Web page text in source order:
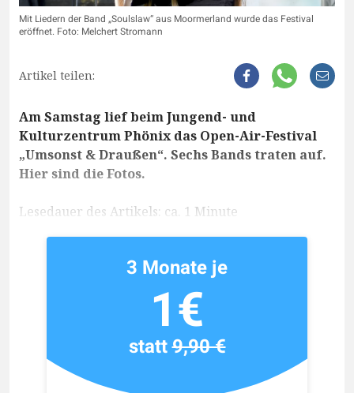
Mit Liedern der Band „Soulslaw“ aus Moormerland wurde das Festival
eröffnet. Foto: Melchert Stromann
Artikel teilen:
Am Samstag lief beim Jungend- und
Kulturzentrum Phönix das Open-Air-Festival
„Umsonst & Draußen“. Sechs Bands traten auf.
Hier sind die Fotos.
Lesedauer des Artikels: ca. 1 Minute
3 Monate je
1€
statt9,90 €